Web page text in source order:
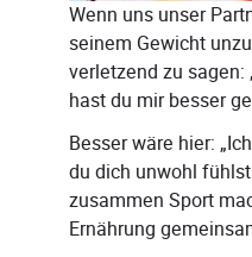
Wenn uns unser
seinem Gewicht
verletzend zu sagen:
hast du mir besser
Besser wäre hier:
du dich unwohl
zusammen Sport
Ernährung